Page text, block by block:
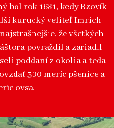
bol rok 1681, kedy Bzovík
kurucký veliteľ Imrich
že všetkých
povraždil a zariadil
poddaní z okolia a teda
300 meríc pšenice a
ovsa.